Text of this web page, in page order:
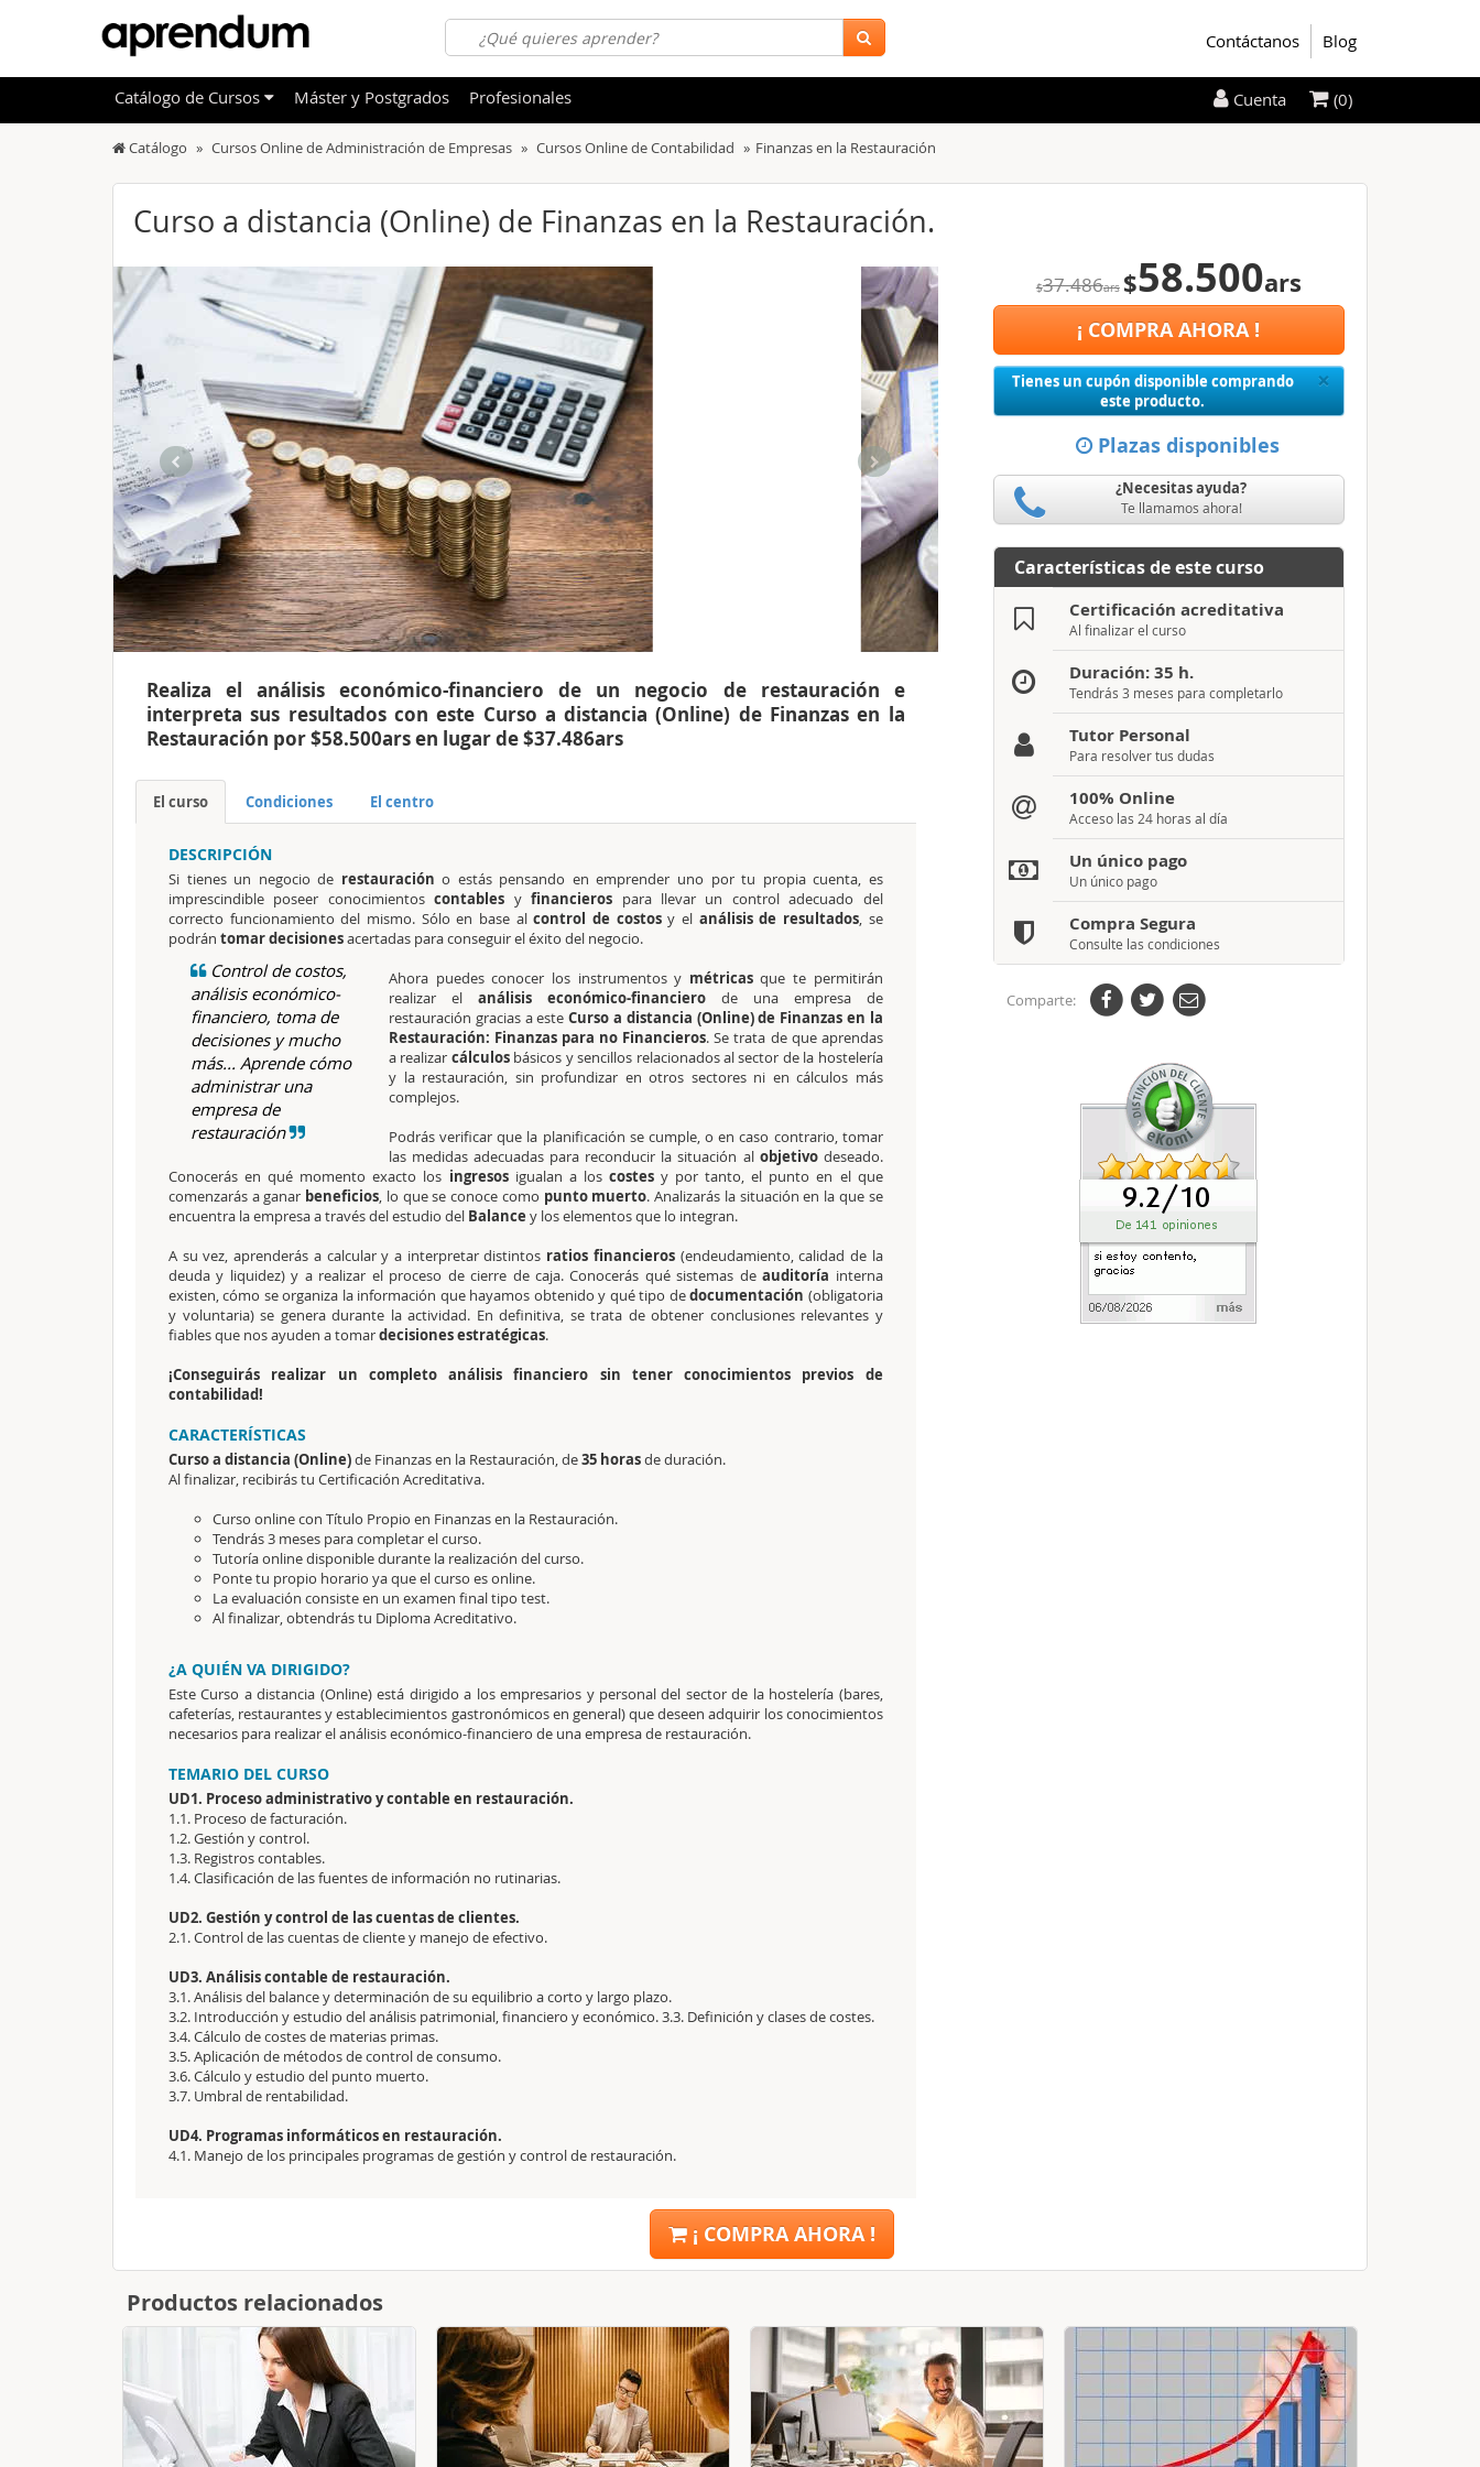
OFERTAS DESTACADAS
NOVEDADES DE NUESTRO CATÁLOGO
Informática
Idiomas
Administración de Empresas
Deportes y Ocio
Educación
Otras Temáticas
Marketing y Comunicación
Comercial y Ventas
Contáctanos Blog
Catálogo Cursos Online de Administración de Empresas Cursos Online de Contabilidad Finanzas en la Restauración
Curso a distancia (Online) de Finanzas en la Restauración.
Realiza el análisis económico-financiero de un negocio de restauración e
interpreta sus resultados con este Curso a distancia (Online) de Finanzas en la
Restauración por $58.500ars en lugar de $37.486ars
El curso Condiciones El centro
DESCRIPCIÓN
Si tienes un negocio de restauración o estás pensando en emprender uno por tu propia cuenta, es
imprescindible poseer conocimientoscontables yfinancieros para llevar un control adecuado del
correcto funcionamiento del mismo. Sólo en base alcontrol de costosy el análisis de resultados, se
podrán tomar decisionesacertadas para conseguir el éxito del negocio.
Control de costos,
análisis económico-
financiero, toma de
decisiones y mucho
más... Aprende cómo
administrar una
empresa de
restauración
Ahora puedes conocer los instrumentos y métricasque te permitirán
realizar el análisis económico-financierode una empresa de
restauración gracias a este Curso a distancia (Online) de Finanzas en la
Restauración: Finanzas para no Financieros. Se trata de que aprendas
a realizar cálculosbásicos y sencillos relacionados al sector de la hostelería
y la restauración, sin profundizar en otros sectores ni en cálculos más
complejos.
Podrás verificar que la planificación se cumple, o en caso contrario, tomar
las medidas adecuadas para reconducir la situación al objetivodeseado.
Conocerás en qué momento exacto los ingresosigualan a los costesy por tanto, el punto en el que
comenzarás a ganar beneficios, lo que se conoce como punto muerto. Analizarás la situación en la que se
encuentra la empresa a través del estudio del Balance y los elementos que lo integran.
A su vez, aprenderás a calcular y a interpretar distintos ratios financieros(endeudamiento, calidad de la
deuda y liquidez) y a realizar el proceso de cierre de caja. Conocerás qué sistemas deauditoría interna
existen, cómo se organiza la información que hayamos obtenido y qué tipo dedocumentación (obligatoria
y voluntaria) se genera durante la actividad. En definitiva, se trata de obtener conclusiones relevantes y
fiables que nos ayuden a tomardecisiones estratégicas.
¡Conseguirás realizar un completo análisis financiero sin tener conocimientos previos de
contabilidad!
CARACTERÍSTICAS
Curso a distancia (Online)de Finanzas en la Restauración, de35 horasde duración.
Al finalizar, recibirás tu Certificación Acreditativa.
Curso online con Título Propio en Finanzas en la Restauración.
Tendrás 3 meses para completar el curso.
Tutoría online disponible durante la realización del curso.
Ponte tu propio horario ya que el curso es online.
La evaluación consiste en un examen final tipo test.
Al finalizar, obtendrás tu Diploma Acreditativo.
¿A QUIÉN VA DIRIGIDO?
Este Curso a distancia (Online) está dirigido a los empresarios y personal del sector de la hostelería (bares,
cafeterías, restaurantes y establecimientos gastronómicos en general) que deseen adquirir los conocimientos
necesarios para realizar el análisis económico-financiero de una empresa de restauración.
TEMARIO DEL CURSO
UD1. Proceso administrativo y contable en restauración.
1.1. Proceso de facturación.
1.2. Gestión y control.
1.3. Registros contables.
1.4. Clasificación de las fuentes de información no rutinarias.
UD2. Gestión y control de las cuentas de clientes.
2.1. Control de las cuentas de cliente y manejo de efectivo.
UD3. Análisis contable de restauración.
3.1. Análisis del balance y determinación de su equilibrio a corto y largo plazo.
3.2. Introducción y estudio del análisis patrimonial, financiero y económico. 3.3. Definición y clases de costes.
3.4. Cálculo de costes de materias primas.
3.5. Aplicación de métodos de control de consumo.
3.6. Cálculo y estudio del punto muerto.
3.7. Umbral de rentabilidad.
UD4. Programas informáticos en restauración.
4.1. Manejo de los principales programas de gestión y control de restauración.
¡ COMPRA AHORA !
$37.486ars $58.500ars
¡ COMPRA AHORA !
×Close
Tienes un cupón disponible comprando
este producto.
Plazas disponibles
¿Necesitas ayuda?
Te llamamos ahora!
Características de este curso
Certificación acreditativa
Al finalizar el curso
Duración: 35 h.
Tendrás 3 meses para completarlo
Tutor Personal
Para resolver tus dudas
100% Online
Acceso las 24 horas al día
Un único pago
Un único pago
Compra Segura
Consulte las condiciones
Comparte:
Productos relacionados
Catálogo de Cursos Máster y Postgrados Profesionales Cuenta (0)